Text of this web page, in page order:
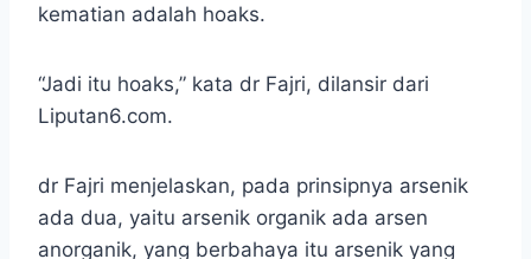
kematian adalah hoaks.
“Jadi itu hoaks,” kata dr Fajri, dilansir dari
Liputan6.com.
dr Fajri menjelaskan, pada prinsipnya arsenik
ada dua, yaitu arsenik organik ada arsen
anorganik, yang berbahaya itu arsenik yang